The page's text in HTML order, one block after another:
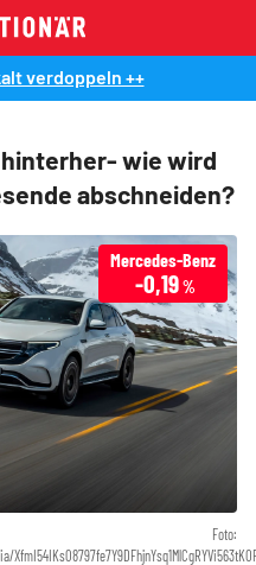
verdoppeln ++
hinterher- wie wird
abschneiden?
Foto:
Mercedes-Benz
-0,19%